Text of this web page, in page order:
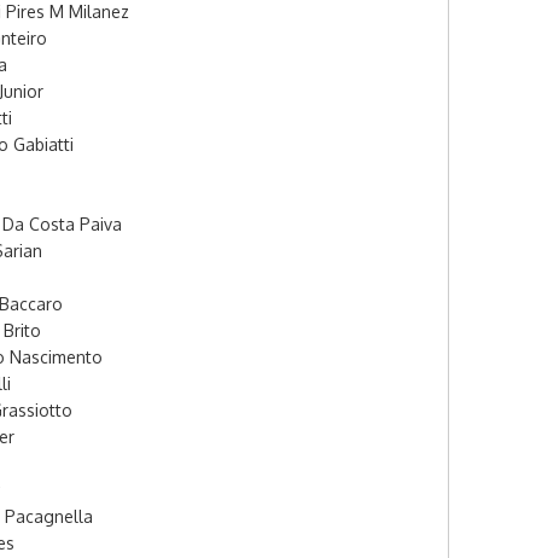
M Milanez
Gabiatti
Costa Paiva
Brito
Nascimento